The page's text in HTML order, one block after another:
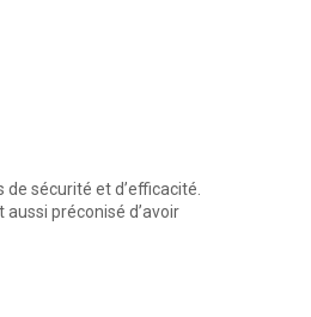
sécurité et d’efficacité.
préconisé d’avoir